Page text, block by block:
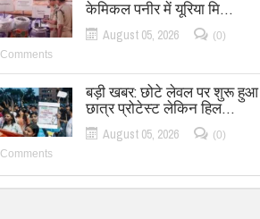
केमिकल पनीर में यूरिया मि…
August 05, 2026
(0)
Comments
बड़ी खबर: छोटे लेवल पर शुरू हुआ
छात्र प्रोटेस्ट लेकिन हिल…
August 05, 2026
(0)
Comments